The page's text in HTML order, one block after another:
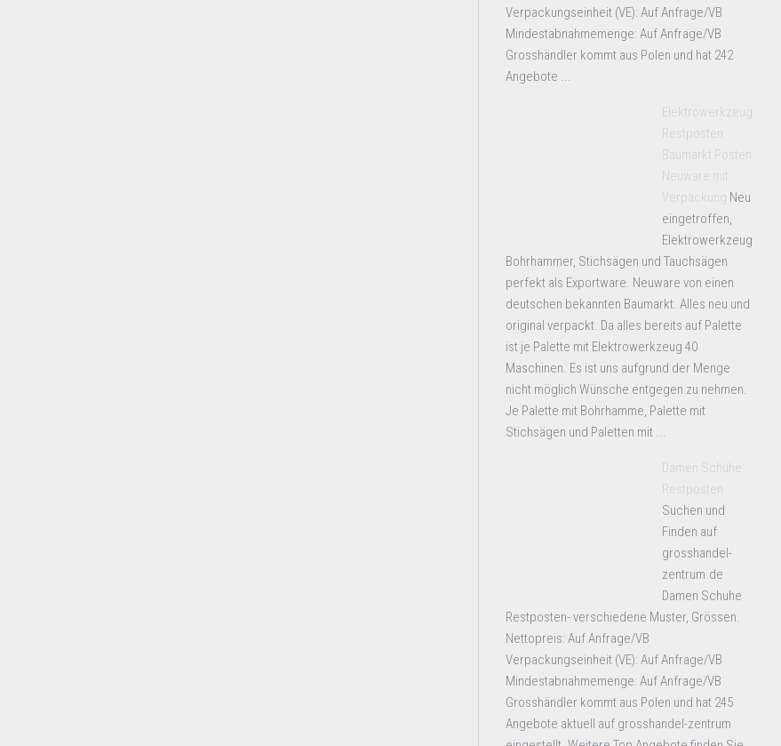
Verpackungseinheit (VE): Auf Anfrage/VB
Mindestabnahmemenge: Auf Anfrage/VB
Grosshändler kommt aus Polen und hat 242
Angebote ...
Elektrowerkzeug
Restposten
Baumarkt Posten
Neuware mit
Verpackung Neu
eingetroffen,
Elektrowerkzeug
Bohrhammer, Stichsägen und Tauchsägen
perfekt als Exportware. Neuware von einen
deutschen bekannten Baumarkt. Alles neu und
original verpackt. Da alles bereits auf Palette
ist je Palette mit Elektrowerkzeug 40
Maschinen. Es ist uns aufgrund der Menge
nicht möglich Wünsche entgegen zu nehmen.
Je Palette mit Bohrhamme, Palette mit
Stichsägen und Paletten mit ...
Damen Schuhe
Restposten
Suchen und
Finden auf
grosshandel-
zentrum.de
Damen Schuhe
Restposten- verschiedene Muster, Grössen.
Nettopreis: Auf Anfrage/VB
Verpackungseinheit (VE): Auf Anfrage/VB
Mindestabnahmemenge: Auf Anfrage/VB
Grosshändler kommt aus Polen und hat 245
Angebote aktuell auf grosshandel-zentrum